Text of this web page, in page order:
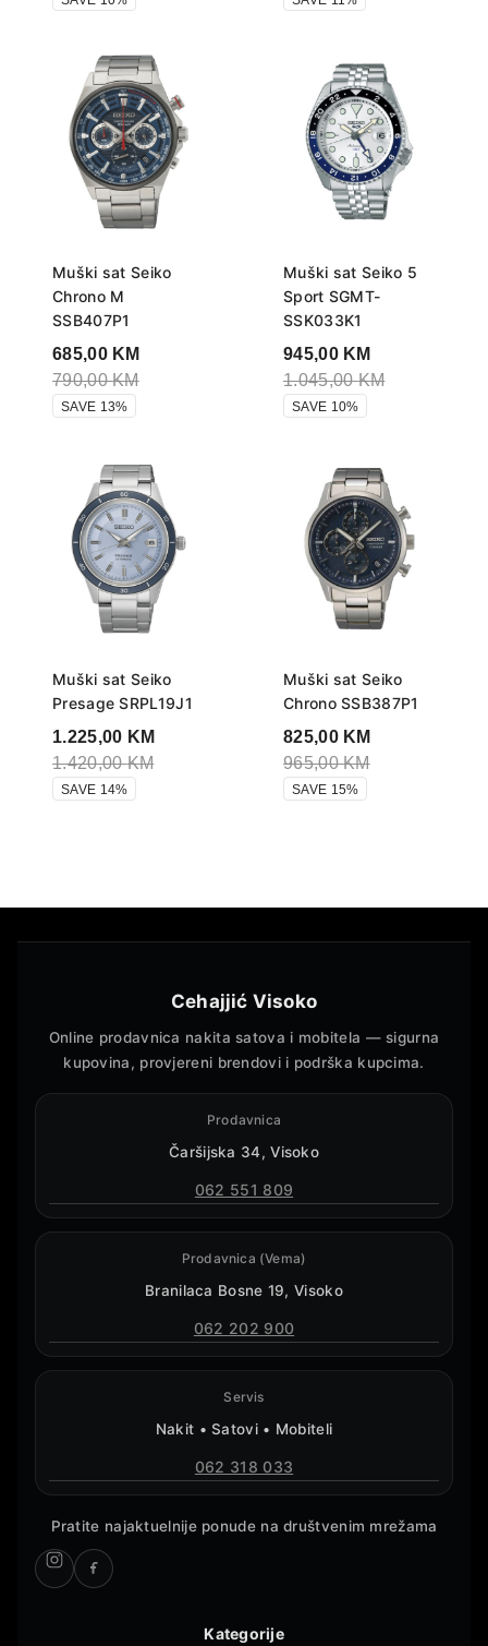
Muški sat Seiko
Chrono M
SSB407P1
685,00 KM
790,00KM
SAVE 13%
Muški sat Seiko 5
Sport SGMT-
SSK033K1
945,00 KM
1.045,00KM
SAVE 10%
Muški sat Seiko
Presage SRPL19J1
1.225,00 KM
1.420,00KM
SAVE 14%
Muški sat Seiko
Chrono SSB387P1
825,00 KM
965,00KM
SAVE 15%
Cehajjić Visoko
Online prodavnica nakita satova i mobitela — sigurna
kupovina, provjereni brendovi i podrška kupcima.
Prodavnica
Čaršijska 34, Visoko
062 551 809
Prodavnica (Vema)
Branilaca Bosne 19, Visoko
062 202 900
Servis
Nakit • Satovi • Mobiteli
062 318 033
Pratite najaktuelnije ponude na društvenim mrežama
Kategorije